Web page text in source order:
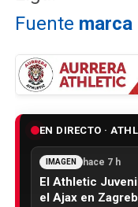
Fuente marca
EN DIRECTO ·
IMAGEN hace 7 h
El Athletic
el Ajax en Zagreb